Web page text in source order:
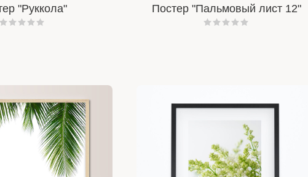
"Руккола" Постер "Пальмовый лист 12"